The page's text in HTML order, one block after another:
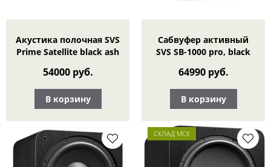
Акустика полочная SVS
Prime Satellite black ash
54000 руб.
В корзину
Сабвуфер активный
SVS SB-1000 pro, black
64990 руб.
В корзину
СКЛАД МСК